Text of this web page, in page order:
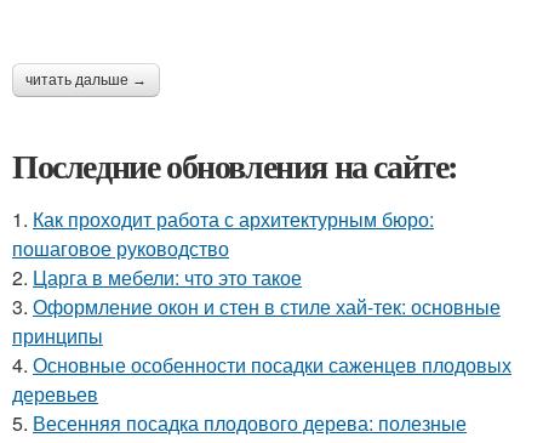
читать дальше →
Последние обновления на сайте:
1. Как проходит работа с архитектурным бюро:
пошаговое руководство
2. Царга в мебели: что это такое
3. Оформление окон и стен в стиле хай-тек: основные
принципы
4. Основные особенности посадки саженцев плодовых
деревьев
5. Весенняя посадка плодового дерева: полезные